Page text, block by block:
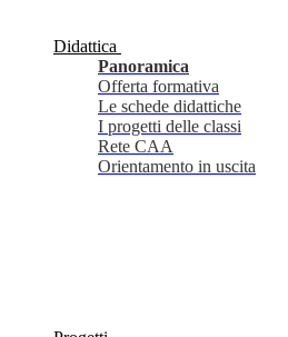
Didattica
Panoramica
Offerta formativa
Le schede didattiche
I progetti delle classi
Rete CAA
Orientamento in uscita